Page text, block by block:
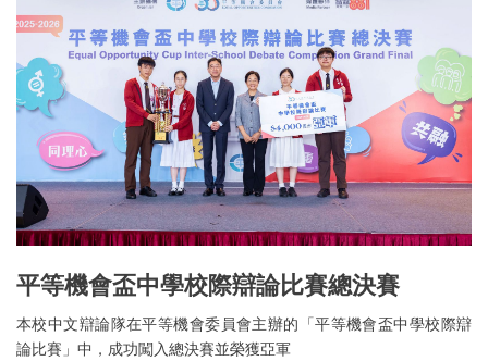
平等機會盃中學校際辯論比賽總決賽
本校中文辯論隊在平等機會委員會主辦的「平等機會盃中學校際辯
論比賽」中，成功闖入總決賽並榮獲亞軍